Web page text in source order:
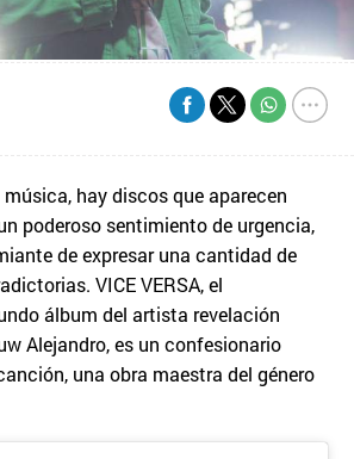
hay discos que aparecen
poderoso sentimiento de urgencia,
de expresar una cantidad de
VICE VERSA, el
álbum del artista revelación
Alejandro, es un confesionario
una obra maestra del género